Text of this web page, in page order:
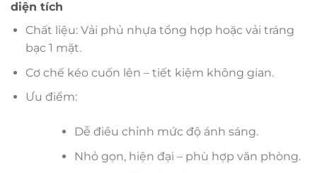
diện tích
Chất liệu: Vải phủ nhựa tổng hợp hoặc vải tráng
bạc 1 mặt.
Cơ chế kéo cuốn lên – tiết kiệm không gian.
Ưu điểm:
Dễ điều chỉnh mức độ ánh sáng.
Nhỏ gọn, hiện đại – phù hợp văn phòng.